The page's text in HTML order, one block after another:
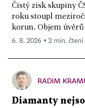
Čistý zisk skupiny
roku stoupl
korun. Objem úvěrů
6. 8. 2026 ▪ 2 min. čtení
RADIM
Diamanty